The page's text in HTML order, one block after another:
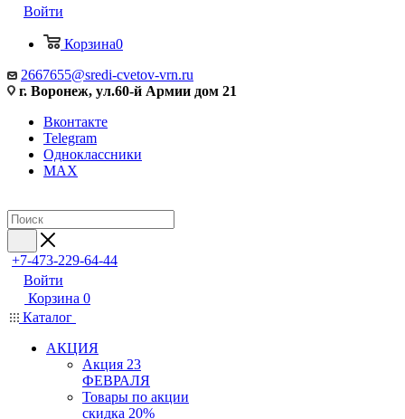
Войти
Корзина0
2667655@sredi-cvetov-vrn.ru
г. Воронеж, ул.60-й Армии дом 21
Вконтакте
Telegram
Одноклассники
MAX
+7-473-229-64-44
Войти
Корзина 0
Каталог
АКЦИЯ
Акция 23
ФЕВРАЛЯ
Товары по акции
скидка 20%